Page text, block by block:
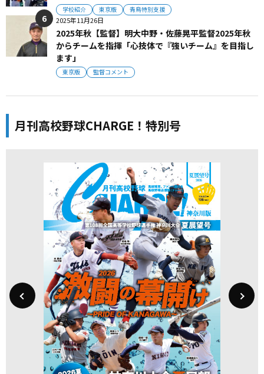
学校紹介 東京版 青鳥特別支援
2025年11月26日
2025年秋【監督】明大中野・佐藤晃平監督2025年秋
からチームを指揮「心技体で『強いチーム』を目指し
ます」
東京版 監督コメント
月刊高校野球CHARGE！特別号